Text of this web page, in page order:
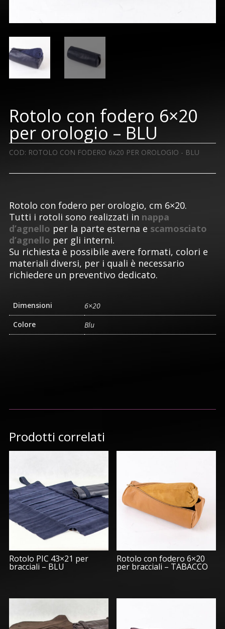
Rotolo con fodero 6×20
per orologio – BLU
COD: ROTOLO CON FODERO 6x20 PER OROLOGIO - BLU
Rotolo con fodero per orologio, cm 6×20.
Tutti i rotoli sono realizzati in nappa
d’agnello per la parte esterna e scamosciato
d’agnello per gli interni.
Su richiesta è possibile avere formati, colori e
materiali diversi, per i quali è necessario
richiedere un preventivo dedicato.
Dimensioni
6×20
Colore
Blu
Prodotti correlati
Rotolo PIC 43×21 per
bracciali – BLU
Rotolo con fodero 6×20
per bracciali – TABACCO